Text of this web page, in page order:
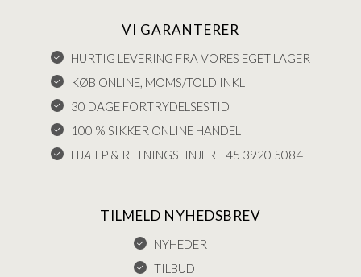
VI GARANTERER
HURTIG LEVERING FRA VORES EGET LAGER
KØB ONLINE, MOMS/TOLD INKL
30 DAGE FORTRYDELSESTID
100 % SIKKER ONLINE HANDEL
HJÆLP & RETNINGSLINJER +45 3920 5084
TILMELD NYHEDSBREV
NYHEDER
TILBUD